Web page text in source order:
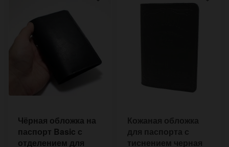
Чёрная обложка на
паспорт Basic с
отделением для
Кожаная обложка
для паспорта с
тиснением черная